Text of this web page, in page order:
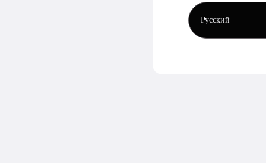
Русский